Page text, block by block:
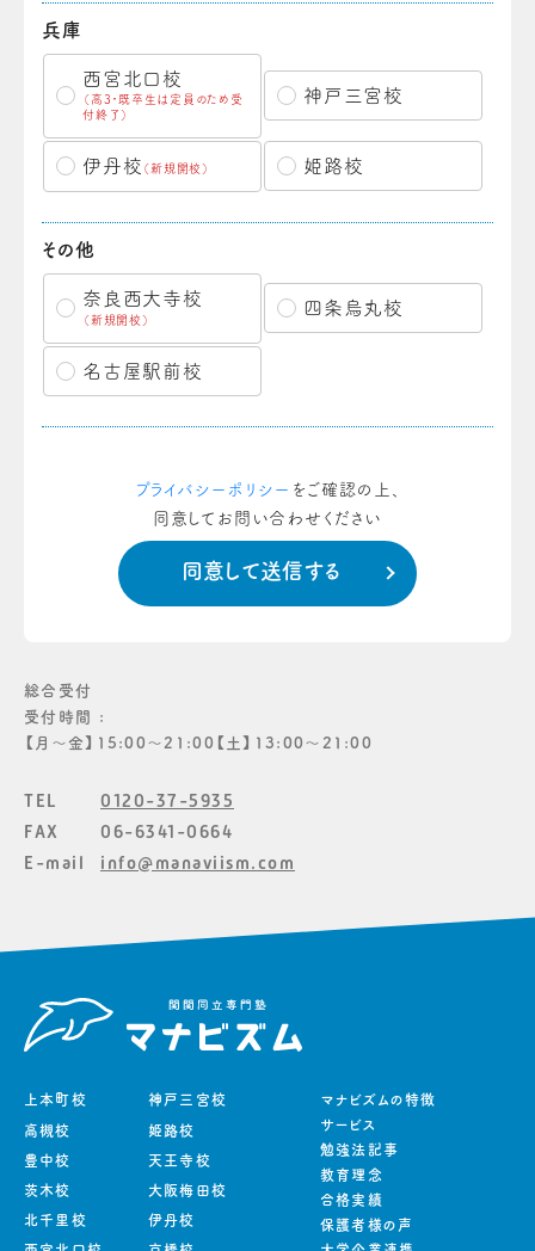
兵庫
西宮北口校
（高3・既卒生は定員のため受
付終了）
神戸三宮校
伊丹校 （新規開校） 姫路校
その他
奈良西大寺校
（新規開校）
四条烏丸校
名古屋駅前校
プライバシーポリシー をご確認の上、
同意してお問い合わせください
総合受付
受付時間 :
【月〜金】15:00〜21:00【土】13:00〜21:00
TEL
0120-37-5935
FAX
06-6341-0664
E-mail
info@manaviism.com
上本町校
高槻校
豊中校
茨木校
北千里校
神戸三宮校
姫路校
天王寺校
大阪梅田校
伊丹校
マナビズムの特徴
サービス
勉強法記事
教育理念
合格実績
保護者様の声